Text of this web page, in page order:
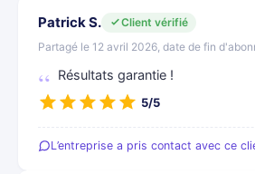
Patrick S.
Client vérifié
Partagé le 12 avril 2026, date de fin
Résultats garantie !
5/5
L’entreprise a pris contact avec ce